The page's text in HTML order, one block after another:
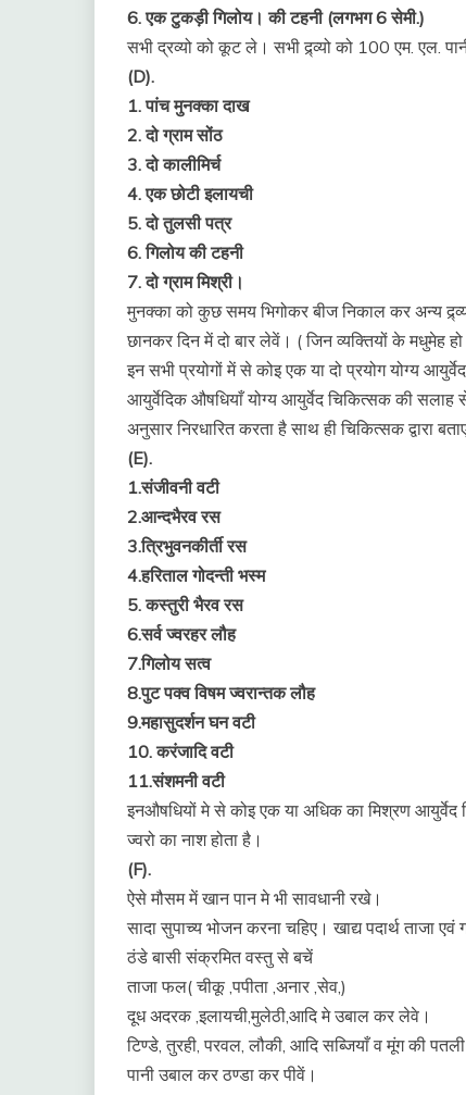
6. एक टुकड़ी गिलोय। की टहनी (लगभग 6 सेमी.)
सभी द्रव्यो को कूट ले। सभी द्र्व्यो को 100 एम. एल.
(D).
1. पांच मुनक्का दाख
2. दो ग्राम सोंठ
3. दो कालीमिर्च
4. एक छोटी इलायची
5. दो तुलसी पत्र
6. गिलोय की टहनी
7. दो ग्राम मिश्री।
मुनक्का को कुछ समय भिगोकर बीज निकाल कर अन्य
छानकर दिन में दो बार लेवें। ( जिन व्यक्तियों के मधुमेह
इन सभी प्रयोगों में से कोइ एक या दो प्रयोग योग्य
आयुर्वेदिक औषधियाँ योग्य आयुर्वेद चिकित्सक की
अनुसार निरधारित करता है साथ ही चिकित्सक द्वारा
(E).
1.संजीवनी वटी
2.आन्दभैरव रस
3.त्रिभुवनकीर्ती रस
4.हरिताल गोदन्ती भस्म
5. कस्तुरी भैरव रस
6.सर्व ज्वरहर लौह
7.गिलोय सत्व
8.पुट पक्व विषम ज्वरान्तक लौह
9.महासुदर्शन घन वटी
10. करंजादि वटी
11.संशमनी वटी
इनऔषधियों मे से कोइ एक या अधिक का मिश्रण आयुर्वेद
ज्वरो का नाश होता है।
(F).
ऐसे मौसम में खान पान मे भी सावधानी रखे।
सादा सुपाच्य भोजन करना चहिए। खाद्य पदार्थ ताजा एवं
ठंडे बासी संक्रमित वस्तु से बचें
ताजा फल( चीकू ,पपीता ,अनार ,सेव,)
दूध अदरक ,इलायची,मुलेठी,आदि मे उबाल कर लेवे।
टिण्डे, तुरही, परवल, लौकी, आदि सब्जियाँ व मूंग की
पानी उबाल कर ठण्डा कर पीवें।